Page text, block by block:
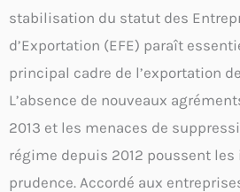
stabilisation du statut des
d’Exportation (EFE) paraît
principal cadre de l’exportation
L’absence de nouveaux
2013 et les menaces de
régime depuis 2012 poussent
prudence. Accordé aux